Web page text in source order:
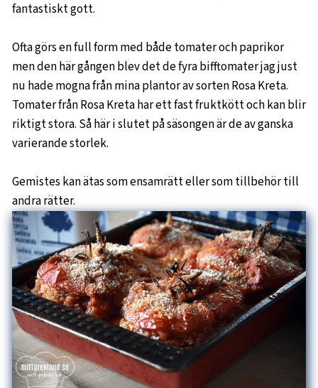
fantastiskt gott.
Ofta görs en full form med både tomater och paprikor
men den här gången blev det de fyra bifftomater jag just
nu hade mogna från mina plantor av sorten Rosa Kreta.
Tomater från Rosa Kreta har ett fast fruktkött och kan blir
riktigt stora. Så här i slutet på säsongen är de av ganska
varierande storlek.
Gemistes kan ätas som ensamrätt eller som tillbehör till
andra rätter.